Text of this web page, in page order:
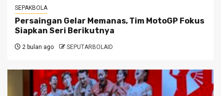
SEPAKBOLA
Persaingan Gelar Memanas, Tim MotoGP Fokus
Siapkan Seri Berikutnya
2 bulan ago SEPUTARBOLAID